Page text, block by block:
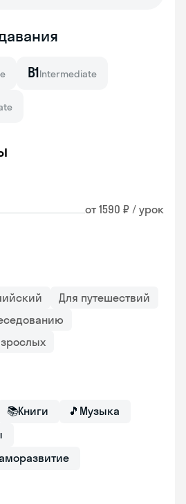
B1Intermediate
от 1590 ₽ / урок
Для путешествий
📚Книги 🎵 Музыка